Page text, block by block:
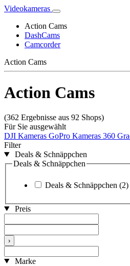
Videokameras
Action Cams
DashCams
Camcorder
Action Cams
Action Cams
(362 Ergebnisse aus 92 Shops)
Für Sie ausgewählt
DJI Kameras GoPro Kameras 360
Filter
Deals & Schnäppchen
Deals & Schnäppchen
Deals & Schnäppchen (2)
Preis
›
Marke